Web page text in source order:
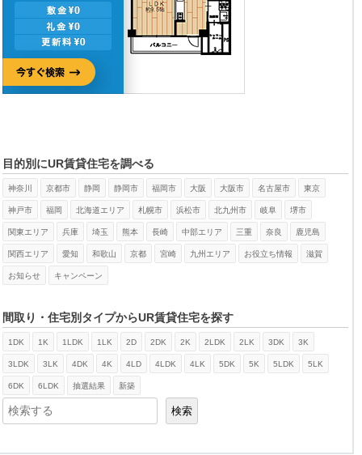
目的別にUR賃貸住宅を調べる
神奈川 京都市 静岡 静岡市 福岡市 大阪 大阪市 名古屋市 東京
神戸市 福岡 北海道エリア 札幌市 浜松市 北九州市 岐阜 堺市
関東エリア 兵庫 埼玉 熊本 長崎 中部エリア 三重 奈良 鹿児島
関西エリア 愛知 和歌山 京都 宮崎 九州エリア お役立ち情報 滋賀
お知らせ キャンペーン
間取り・住宅別タイプからUR賃貸住宅を探す
1DK 1K 1LDK 1LK 2D 2DK 2K 2LDK 2LK 3DK 3K
3LDK 3LK 4DK 4K 4LD 4LDK 4LK 5DK 5K 5LDK 5LK
6DK 6LDK 抽選結果 新築
検索
検索